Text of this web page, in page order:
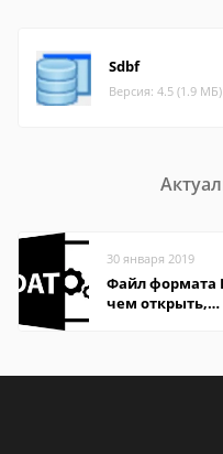
Sdbf
Версия: 4.5 (1.9 МБ)
30 января 2019
Файл формата
чем открыть,